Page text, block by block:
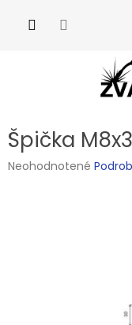
Špička
Priemerné
Neohodnotené